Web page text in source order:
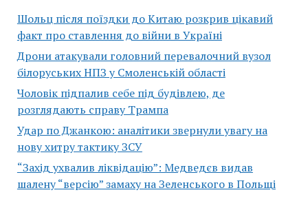
Шольц після поїздки до Китаю розкрив цікавий
факт про ставлення до війни в Україні
Дрони атакували головний перевалочний вузол
білоруських НПЗ у Смоленській області
Чоловік підпалив себе під будівлею, де
розглядають справу Трампа
Удар по Джанкою: аналітики звернули увагу на
нову хитру тактику ЗСУ
“Захід ухвалив ліквідацію”: Медведєв видав
шалену “версію” замаху на Зеленського в Польщі